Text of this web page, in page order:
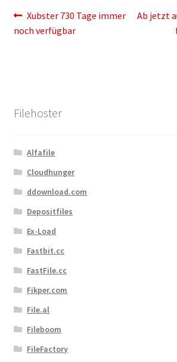
Zahlungsarten
Beitragsnavigation
Vorheriger
Beitrag:
Xubster 730 Tage immer
noch verfügbar
Nächster
Ab jetzt
Filehoster
Alfafile
Cloudhunger
ddownload.com
Depositfiles
Ex-Load
Fastbit.cc
FastFile.cc
Fikper.com
File.al
Fileboom
FileFactory